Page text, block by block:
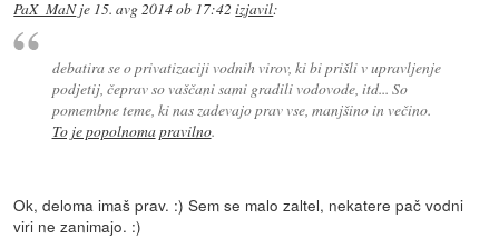
PaX_MaNje 15. avg 2014 ob 17:42 izjavil:
debatira se o privatizaciji vodnih virov, ki bi prišli v upravljenje
podjetij, čeprav so vaščani sami gradili vodovode, itd... So
pomembne teme, ki nas zadevajo prav vse, manjšino in večino.
To je popolnomapravilno.
Ok, deloma imaš prav. :) Sem se malo zaltel, nekatere pač vodni
viri ne zanimajo. :)